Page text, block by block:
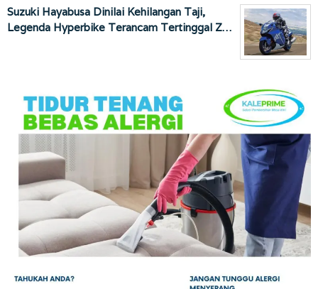
Suzuki Hayabusa Dinilai Kehilangan Taji,
Legenda Hyperbike Terancam Tertinggal Z…